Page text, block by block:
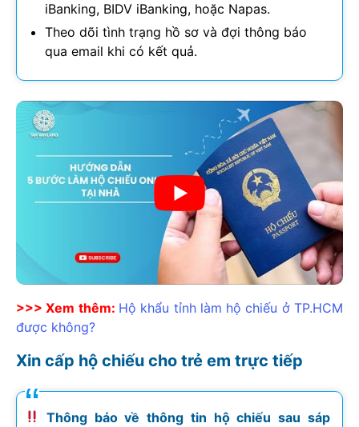
iBanking, BIDV iBanking, hoặc Napas.
Theo dõi tình trạng hồ sơ và đợi thông báo
qua email khi có kết quả.
>>> Xem thêm: Hộ khẩu tỉnh làm hộ chiếu ở TP.HCM
được không?
Xin cấp hộ chiếu cho trẻ em trực tiếp
Thông báo về thông tin hộ chiếu sau sáp